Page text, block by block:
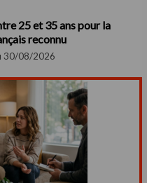
25 et 35 ans pour la
reconnu
30/08/2026